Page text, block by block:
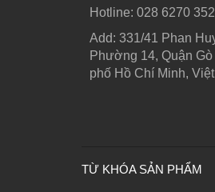
Hotline: ‭028 6270
Add: 331/41 Phan
Phường 14, Quận
phố Hồ Chí Minh,
TỪ KHÓA SẢN PHẨM